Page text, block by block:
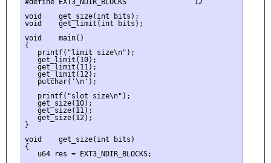
void    get_size(int bits);
void    get_limit(int bits);
void    main()
{
   printf("limit size\n");
   get_limit(10);
   get_limit(11);
   get_limit(12);
   putchar('\n');
   printf("slot size\n");
   get_size(10);
   get_size(11);
   get_size(12);
}
void    get_size(int bits)
{
   u64 res = EXT3_NDIR_BLOCKS;